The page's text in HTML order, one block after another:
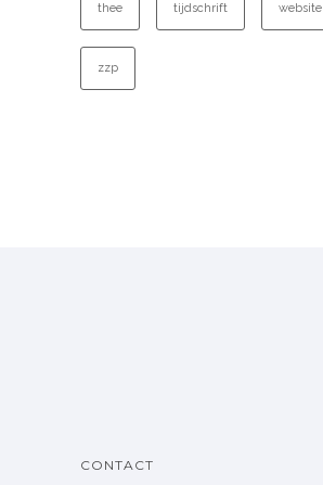
thee tijdschrift website
zzp
CONTACT